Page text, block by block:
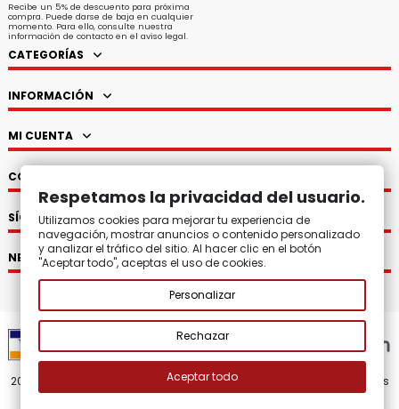
Recibe un 5% de descuento para próxima
compra. Puede darse de baja en cualquier
momento. Para ello, consulte nuestra
información de contacto en el aviso legal.
CATEGORÍAS
INFORMACIÓN
MI CUENTA
CONTACTO
SÍGUENOS
NEWSLETTER
2008 - 2026. Zatton Regalos Originales y Decoración.
Todos los
derechos reservados.
Respetamos la privacidad del usuario.
Utilizamos cookies para mejorar tu experiencia de
navegación, mostrar anuncios o contenido personalizado
y analizar el tráfico del sitio. Al hacer clic en el botón
"Aceptar todo", aceptas el uso de cookies.
Personalizar
Rechazar
Aceptar todo